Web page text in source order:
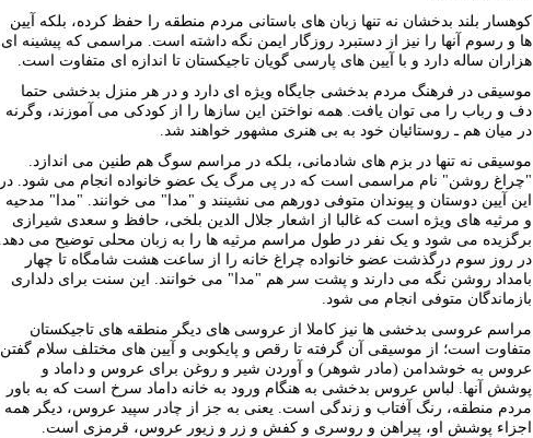
کوهسار بلند بدخشان نه تنها زبان های باستانی مردم منطقه را حفظ کرده، بلکه آیین
ها و رسوم آنها را نیز از دستبرد روزگار ایمن نگه داشته است. مراسمی که پیشینه ای
هزاران ساله دارد و با آیین های پارسی گویان تاجیکستان تا اندازه ای متفاوت است.
موسیقی در فرهنگ مردم بدخشی جایگاه ویژه ای دارد و در هر منزل بدخشی حتما
دف و رباب را می توان یافت. همه نواختن این سازها را از کودکی می آموزند، وگرنه
در میان هم ـ روستائیان خود به بی هنری مشهور خواهند شد.
موسیقی نه تنها در بزم های شادمانی، بلکه در مراسم سوگ هم طنین می اندازد.
"چراغ روشن" نام مراسمی است که در پی مرگ یک عضو خانواده انجام می شود. در
این آیین دوستان و پیوندان متوفی دورهم می نشینند و "مدا" می خوانند. "مدا" مدحیه
و مرثیه های ویژه است که غالبا از اشعار جلال الدین بلخی، حافظ و سعدی شیرازی
برگزیده می شود و یک نفر در طول مراسم مرثیه ها را به زبان محلی توضیح می دهد.
در روز سوم درگذشت عضو خانواده چراغ خانه را از ساعت هشت شامگاه تا چهار
بامداد روشن نگه می دارند و پشت سر هم "مدا" می خوانند. این سنت برای دلداری
بازماندگان متوفی انجام می شود.
مراسم عروسی بدخشی ها نیز کاملا از عروسی های دیگر منطقه های تاجیکستان
متفاوت است؛ از موسیقی آن گرفته تا رقص و پایکوبی و آیین های مختلف سلام گفتن
عروس به خوشدامن (مادر شوهر) و آوردن شیر و روغن برای عروس و داماد و
پوشش آنها. لباس عروس بدخشی به هنگام ورود به خانه داماد سرخ است که به باور
مردم منطقه، رنگ آفتاب و زندگی است. یعنی به جز از چادر سپید عروس، دیگر همه
اجزاء پوشش او، پیراهن و روسری و کفش و زر و زیور عروس، قرمزی است.